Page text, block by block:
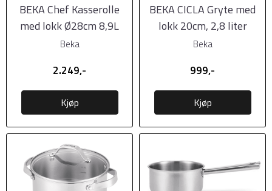
BEKA Chef Kasserolle
med lokk Ø28cm 8,9L
Beka
2.249,-
Kjøp
BEKA CICLA Gryte med
lokk 20cm, 2,8 liter
Beka
999,-
Kjøp